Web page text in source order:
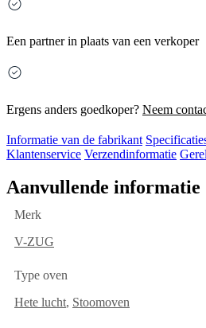
Een partner in plaats van een verkoper
Ergens anders goedkoper? Neem
Informatie van de fabrikant
Klantenservice Verzendinformatie
Aanvullende informatie
Merk
V-ZUG
Type oven
Hete lucht, Stoomoven